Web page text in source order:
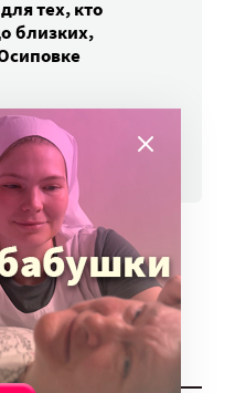
тех, кто
близких,